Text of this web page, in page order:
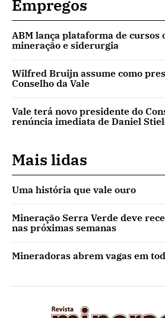
Empregos
ABM lança plataforma de cursos
mineração e siderurgia
Wilfred Bruijn assume como
Conselho da Vale
Vale terá novo presidente do
renúncia imediata de Daniel
Mais lidas
Uma história que vale ouro
Mineração Serra Verde deve
nas próximas semanas
Mineradoras abrem vagas em